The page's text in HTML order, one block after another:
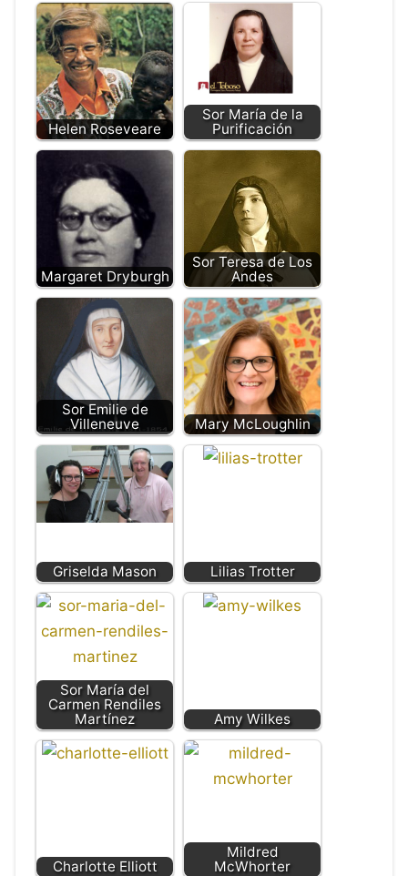
Helen Roseveare
Sor María de la
Purificación
Margaret Dryburgh
Sor Teresa de Los
Andes
Sor Emilie de
Villeneuve
Mary McLoughlin
Griselda Mason Lilias Trotter
Sor María del
Carmen Rendiles
Martínez
Amy Wilkes
Charlotte Elliott
Mildred
McWhorter